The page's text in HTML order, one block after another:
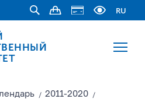
RU
/ 2011-2020 /